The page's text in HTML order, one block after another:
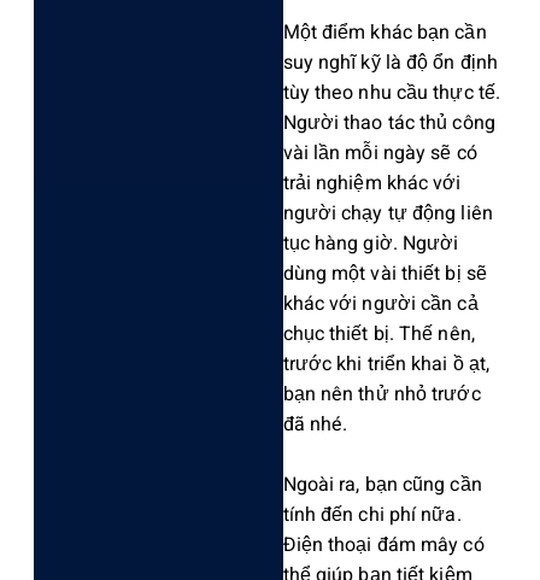
‌Một điểm khác bạn cần
suy nghĩ kỹ là độ ổn định
tùy theo nhu cầu thực tế.
Người thao tác thủ công
vài lần mỗi ngày sẽ có
trải nghiệm khác với
người chạy tự động liên
tục hàng giờ. Người
dùng một vài thiết bị sẽ
khác với người cần cả
chục thiế‌t bị. Thế nên,
trước khi triển khai ồ ạt,
bạn nên thử nhỏ trước‌
đã nhé.
Ngoà‌i ra, bạn cũng cần
tính đến chi phí nữa.
Điện thoạ‌i đám mây có